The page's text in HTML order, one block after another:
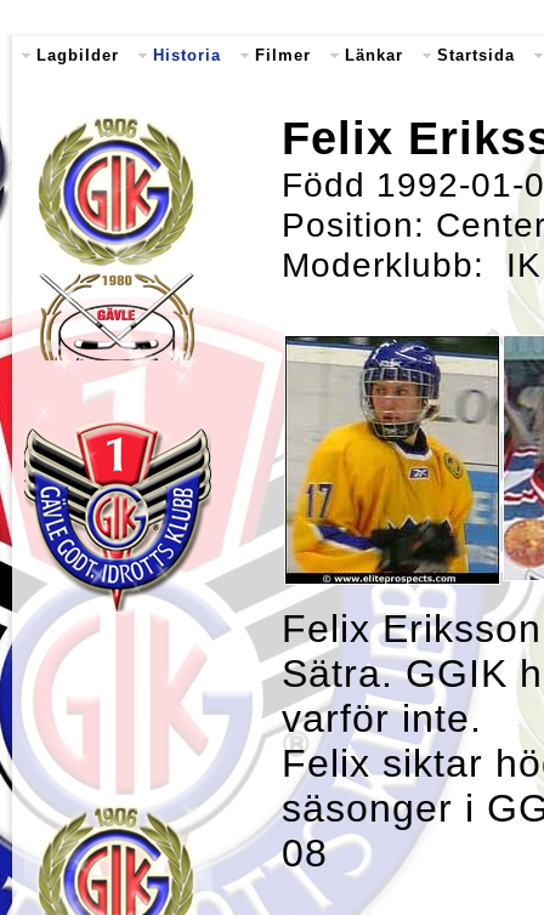
Lagbilder Historia Filmer Länkar Startsida
Felix
Född 1992-01-
Position:
Moderklubb:
Felix
Sätra. GGIK
varför inte.
Felix siktar
säsonger i
08